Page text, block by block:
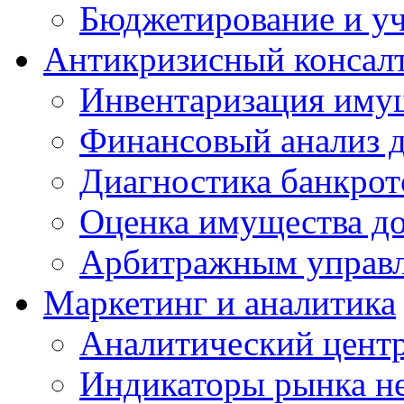
Бюджетирование и
Антикризисный
Инвентаризация
Финансовый анализ
Диагностика
Оценка имущества
Арбитражным
Маркетинг и аналитика
Аналитический
Индикаторы рынка